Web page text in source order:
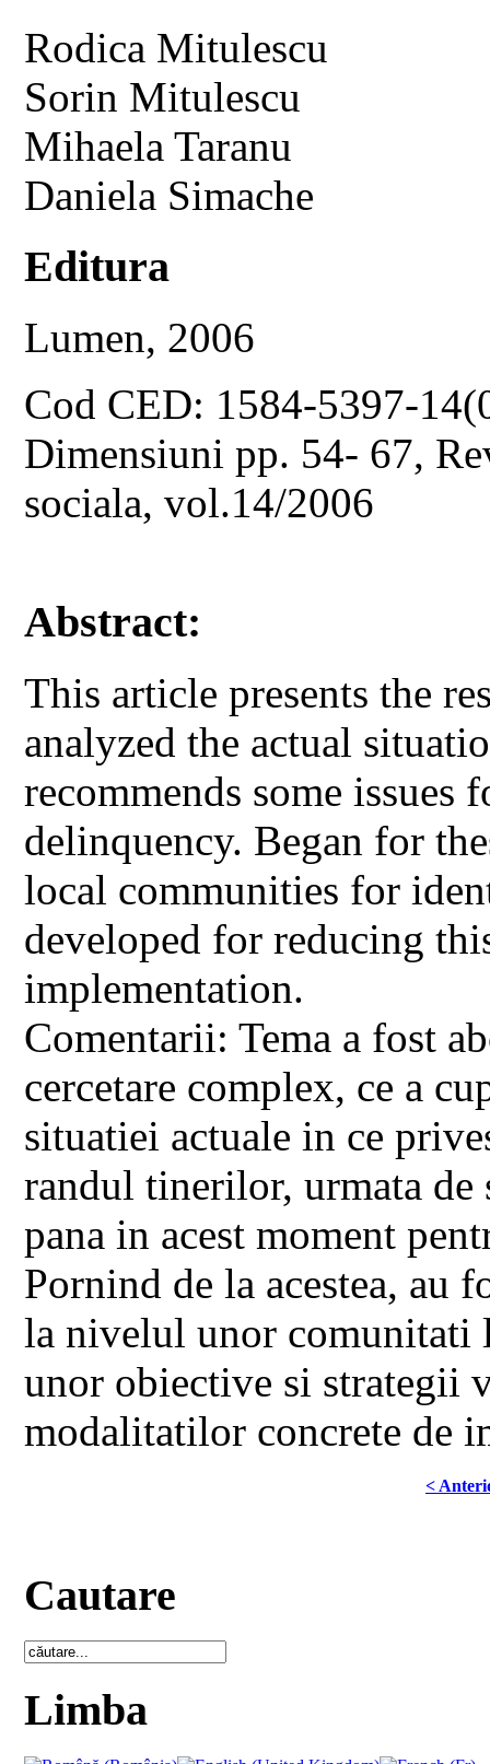
Rodica Mitulescu
Sorin Mitulescu
Mihaela Taranu
Daniela Simache
Editura
Lumen, 2006
Cod CED: 1584-5397-
Dimensiuni pp. 54- 67,
sociala, vol.14/2006
Abstract:
This article presents the
analyzed the actual
recommends some issues
delinquency. Began for
local communities for
developed for reducing
implementation.
Comentarii: Tema a fost
cercetare complex, ce a
situatiei actuale in ce
randul tinerilor, urmata de
pana in acest moment
Pornind de la acestea, au
la nivelul unor comunitati
unor obiective si strategii
modalitatilor concrete de
<
Cautare
Limba